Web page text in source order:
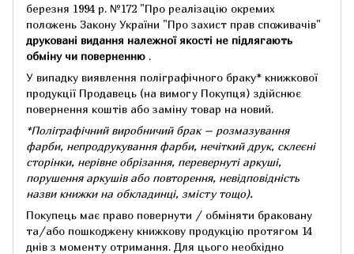
березня 1994 р. №172 "Про реалізацію окремих
положень Закону України "Про захист прав споживачів"
друковані видання належної якості не підлягають
обміну чи поверненню .
У випадку виявлення поліграфічного браку* книжкової
продукції Продавець (на вимогу Покупця) здійснює
повернення коштів або заміну товар на новий.
*Поліграфічний виробничий брак – розмазування
фарби, непродрукування фарби, нечіткий друк, склеєні
сторінки, нерівне обрізання, перевернуті аркуші,
порушення аркушів або повторення, невідповідність
назви книжки на обкладинці, змісту тощо).
Покупець має право повернути / обміняти браковану
та/або пошкоджену книжкову продукцію протягом 14
днів з моменту отримання. Для цього необхідно